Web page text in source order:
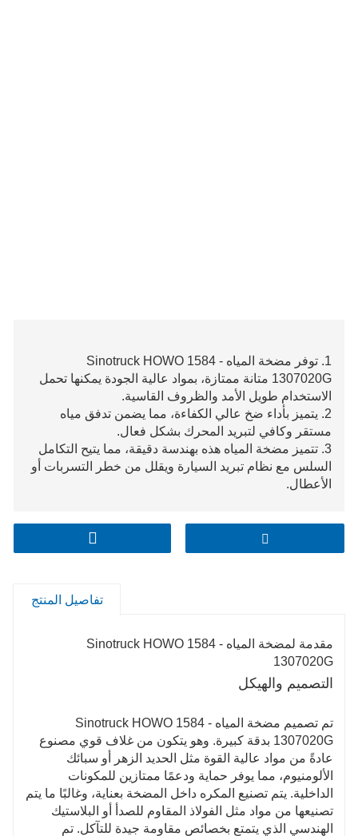
1. توفر مضخة المياه Sinotruck HOWO 1584 -
1307020G متانة ممتازة، بمواد عالية الجودة يمكنها تحمل
الاستخدام طويل الأمد والظروف القاسية.
2. يتميز بأداء ضخ عالي الكفاءة، مما يضمن تدفق مياه
مستقر وكافي لتبريد المحرك بشكل فعال.
3. تتميز مضخة المياه هذه بهندسة دقيقة، مما يتيح التكامل
السلس مع نظام تبريد السيارة ويقلل من خطر التسربات أو
الأعطال.
تفاصيل المنتج
مقدمة لمضخة المياه Sinotruck HOWO 1584 -
1307020G
التصميم والهيكل
تم تصميم مضخة المياه Sinotruck HOWO 1584 -
1307020G بدقة كبيرة. وهو يتكون من غلاف قوي مصنوع
عادةً من مواد عالية القوة مثل الحديد الزهر أو سبائك
الألومنيوم، مما يوفر حماية ودعمًا ممتازين للمكونات
الداخلية. يتم تصنيع المكره داخل المضخة بعناية، وغالبًا ما يتم
تصنيعها من مواد مثل الفولاذ المقاوم للصدأ أو البلاستيك
الهندسي الذي يتمتع بخصائص مقاومة جيدة للتآكل. تم